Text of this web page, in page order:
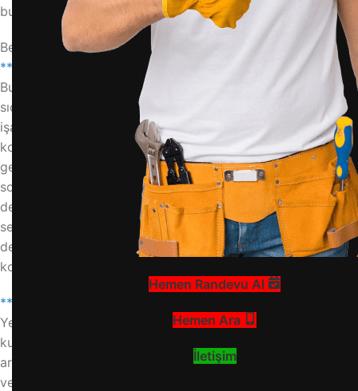
Hemen Randevu Al
Hemen Ara
İletişim
buzdolabı hata kodları, buzdolabı sıcaklık sensörü
Beko Buzdolabı Sensör Arızasının En Yaygın Belirtileri
**❄️ Sıcaklık Dalgalanmaları ve Yetersiz Soğutma**
Buzdolabı veya derin dondurucu bölümü ayarladığınız
sıcaklıkta sabit kalmıyorsa, bu önemli bir sensör arızası
işaretidir. Sensör, ortam sıcaklığını doğru ölçemediği için
kompresor yanlış komut alır. Sonuç olarak, bölümler
gereğinden fazla soğur ya da tam tersine yeterince
soğutmaz. Yiyecekleriniz erken bozulmaya başlıyorsa veya
derin dondurucuda erime belirtileri görüyorsanız, arızalı bir
sensörü düşünmelisiniz. Bu gibi durumlarda profesyonel
destek almanız gerekir. Beko buzdolabı arızaları
konusunda uzman ekibimizle hizmetinizdeyiz.
**⚠️ Ekranda Hata Kodu Görüntülenmesi**
Yeni nesil Beko buzdolaplarının birçoğu, arızaları
kullanıcıya bildirmek için hata kodları kullanır. Sensör
arızası genellikle belirli bir hata koduyla ekranda (varsa)
veya yanıp sönen ışıklarla uyarı olarak verilir. “E” veya “F”